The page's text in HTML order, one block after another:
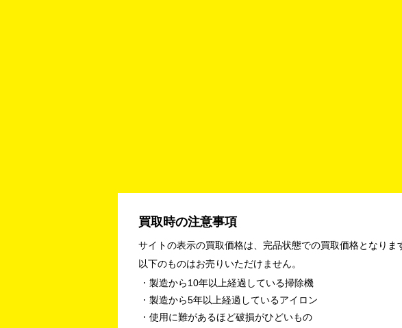
買取時の注意事項
サイトの表示の買取価格は、完品状態での買取価格となりま
以下のものはお売りいただけません。
製造から10年以上経過している掃除機
製造から5年以上経過しているアイロン
使用に難があるほど破損がひどいもの